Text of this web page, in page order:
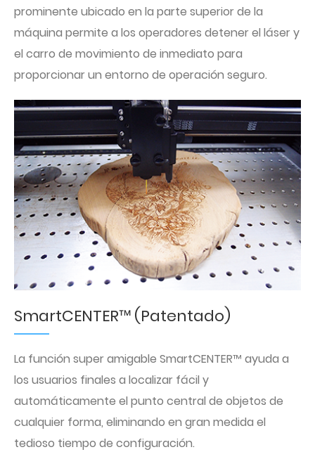
prominente ubicado en la parte superior de la
máquina permite a los operadores detener el láser y
el carro de movimiento de inmediato para
proporcionar un entorno de operación seguro.
SmartCENTER™ (Patentado)
La función super amigable SmartCENTER™ ayuda a
los usuarios finales a localizar fácil y
automáticamente el punto central de objetos de
cualquier forma, eliminando en gran medida el
tedioso tiempo de configuración.